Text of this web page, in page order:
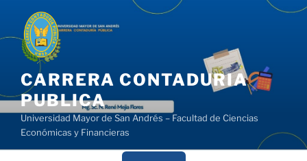
contenido
CARRERA CONTADURIA
PUBLICA
Universidad Mayor de San Andrés – Facultad de Ciencias
Económicas y Financieras